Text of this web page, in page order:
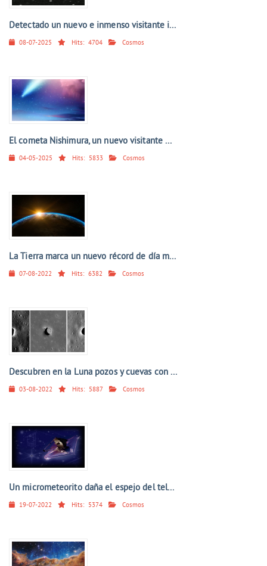
Detectado un nuevo e inmenso visitante i...
08-07-2025 Hits: 4704 Cosmos
El cometa Nishimura, un nuevo visitante ...
04-05-2025 Hits: 5833 Cosmos
La Tierra marca un nuevo récord de día m...
07-08-2022 Hits: 6382 Cosmos
Descubren en la Luna pozos y cuevas con ...
03-08-2022 Hits: 5887 Cosmos
Un micrometeorito daña el espejo del tel...
19-07-2022 Hits: 5374 Cosmos